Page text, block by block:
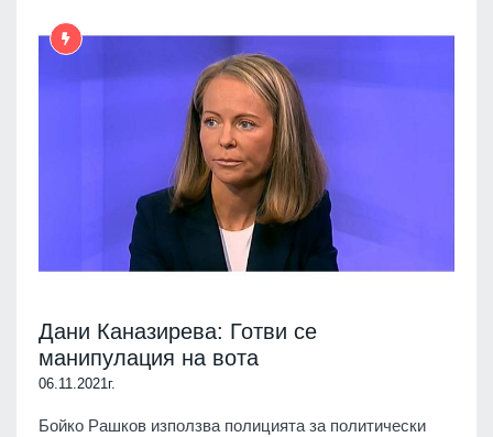
Дани Каназирева: Готви се
манипулация на вота
06.11.2021г.
Бойко Рашков използва полицията за политически